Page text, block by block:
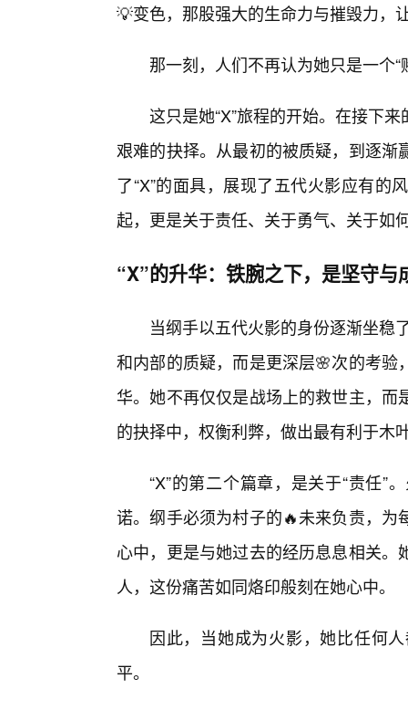
💡变色，那股强大的生命力与摧毁力，
那一刻，人们不再认为她只是一个
这只是她“X”旅程的开始。在接下
艰难的抉择。从最初的被质疑，到逐
了“X”的面具，展现了五代火影应有的
起，更是关于责任、关于勇气、关于如
“X”的升华：铁腕之下，是坚守与
当纲手以五代火影的身份逐渐坐稳
和内部的质疑，而是更深层🌸次的考
华。她不再仅仅是战场上的救世主，
的抉择中，权衡利弊，做出最有利于木
“X”的第二个篇章，是关于“责任”
诺。纲手必须为村子的🔥未来负责，
心中，更是与她过去的经历息息相关
人，这份痛苦如同烙印般刻在她心中。
因此，当她成为火影，她比任何
平。